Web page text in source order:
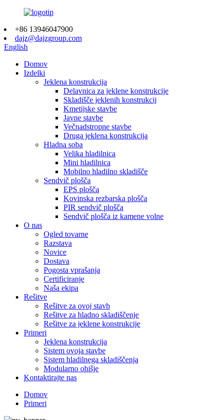
+86 13946047900
dajz@dajzgroup.com
English
Domov
Izdelki
Jeklena konstrukcija
Delavnica za jeklene konstrukcije
Skladišče jeklenih konstrukcij
Kmetijske stavbe
Javne stavbe
Večnadstropne stavbe
Druga jeklena konstrukcija
Hladna soba
Velika hladilnica
Mini hladilnica
Mobilno hladilno skladišče
Sendvič plošča
EPS plošča
Kovinska rezbarska plošča
PIR sendvič plošča
Sendvič plošča iz kamene volne
O nas
Ogled tovarne
Razstava
Novice
Dostava
Pogosta vprašanja
Certificiranje
Naša ekipa
Rešitve
Rešitve za ovoj stavb
Rešitve za hladno skladiščenje
Rešitve za jeklene konstrukcije
Primeri
Jeklena konstrukcija
Sistem ovoja stavbe
Sistem hladilnega skladiščenja
Modularno ohišje
Kontaktirajte nas
Domov
Primeri